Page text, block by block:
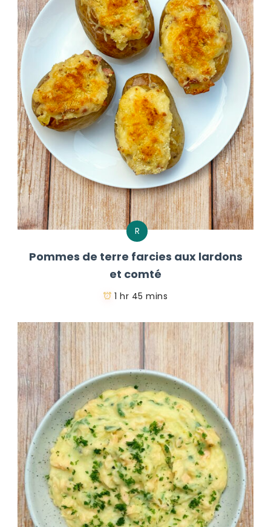
R
Pommes de terre farcies aux lardons
et comté
1 hr 45 mins